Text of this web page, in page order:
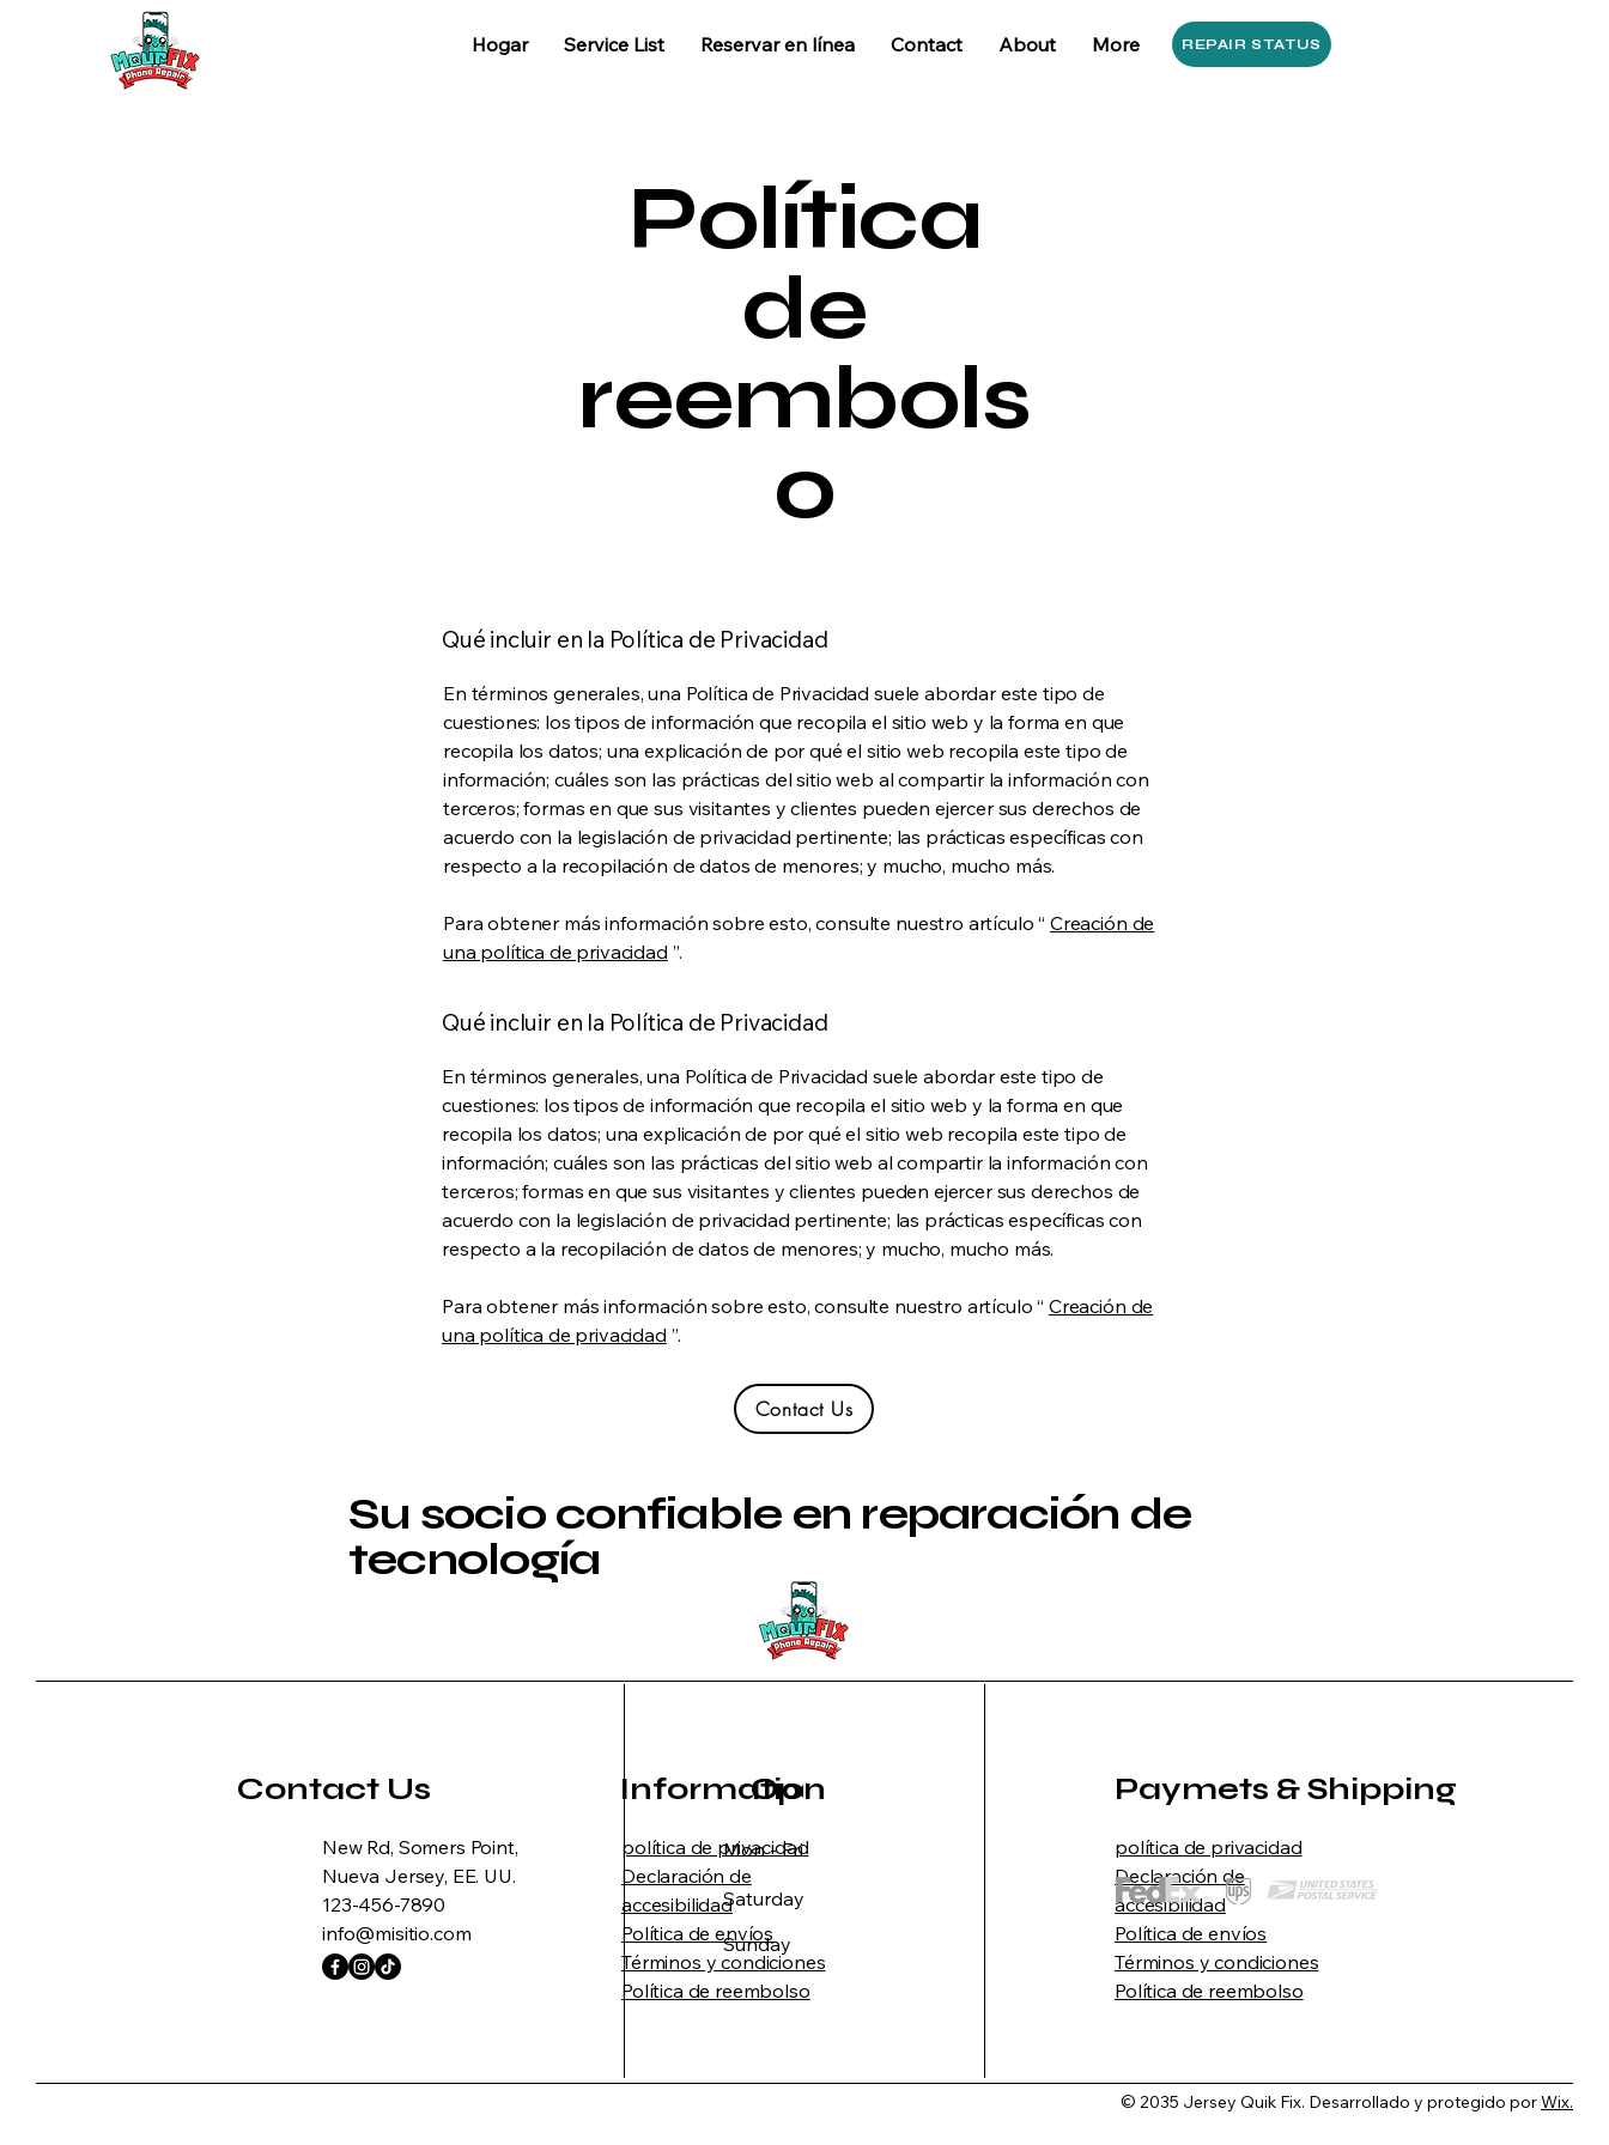
Hogar Service List Reservar en línea Contact About More REPAIR STATUS
Política
de
reembols
o
Qué incluir en la Política de Privacidad
En términos generales, una Política de Privacidad suele abordar este tipo de
cuestiones: los tipos de información que recopila el sitio web y la forma en que
recopila los datos; una explicación de por qué el sitio web recopila este tipo de
información; cuáles son las prácticas del sitio web al compartir la información con
terceros; formas en que sus visitantes y clientes pueden ejercer sus derechos de
acuerdo con la legislación de privacidad pertinente; las prácticas específicas con
respecto a la recopilación de datos de menores; y mucho, mucho más.
Para obtener más información sobre esto, consulte nuestro artículo “ Creación de
una política de privacidad ”.
Qué incluir en la Política de Privacidad
En términos generales, una Política de Privacidad suele abordar este tipo de
cuestiones: los tipos de información que recopila el sitio web y la forma en que
recopila los datos; una explicación de por qué el sitio web recopila este tipo de
información; cuáles son las prácticas del sitio web al compartir la información con
terceros; formas en que sus visitantes y clientes pueden ejercer sus derechos de
acuerdo con la legislación de privacidad pertinente; las prácticas específicas con
respecto a la recopilación de datos de menores; y mucho, mucho más.
Para obtener más información sobre esto, consulte nuestro artículo “ Creación de
una política de privacidad ”.
Contact Us
Su socio confiable en reparación de
tecnología
Contact Us
New Rd, Somers Point,
Nueva Jersey, EE. UU.
123-456-7890
info@misitio.com
Opening Hours
Mon - Fri
Saturday
​Sunday
Information
política de privacidad
Declaración de
accesibilidad
Política de envíos
Términos y condiciones
Política de reembolso
Paymets & Shipping
política de privacidad
Declaración de
accesibilidad
Política de envíos
Términos y condiciones
Política de reembolso
© 2035 Jersey Quik Fix. Desarrollado y protegido porWix.